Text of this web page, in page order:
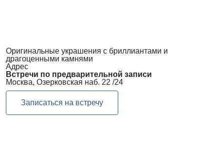
Оригинальные украшения с бриллиантами и
драгоценными камнями
Адрес
Встречи по предварительной записи
Москва, Озерковская наб. 22 /24
Записаться на встречу